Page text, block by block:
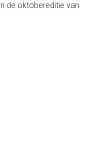
de oktobereditie van